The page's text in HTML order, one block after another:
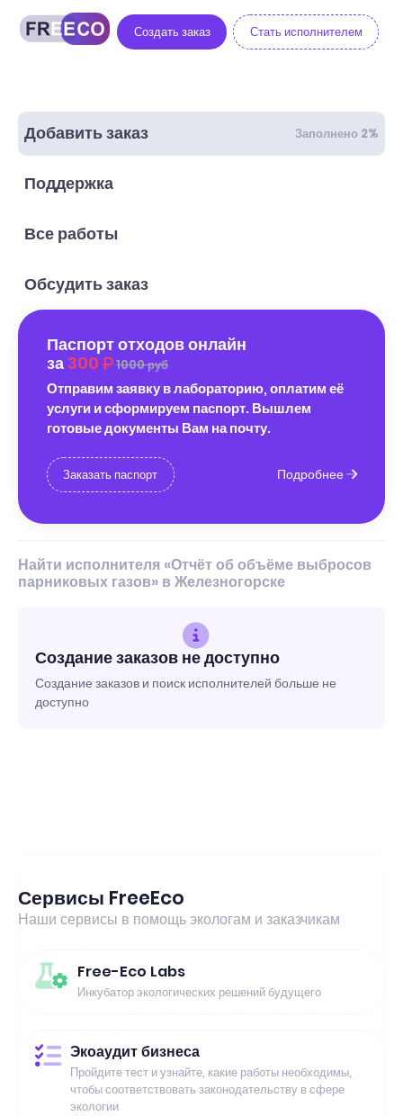
Создать заказ Стать исполнителем
Добавить заказ Заполнено 2%
Поддержка
Все работы
Обсудить заказ
Паспорт отходов онлайн
за 300 1000 руб
Отправим заявку в лабораторию, оплатим её
услуги и сформируем паспорт. Вышлем
готовые документы Вам на почту.
Заказать паспорт Подробнее
Найти исполнителя «Отчёт об объёме выбросов
парниковых газов» в Железногорске
Создание заказов не доступно
Создание заказов и поиск исполнителей больше не
доступно
Сервисы FreeEco
Наши сервисы в помощь экологам и заказчикам
Free-Eco Labs
Инкубатор экологических решений будущего
Экоаудит бизнеса
Пройдите тест и узнайте, какие работы необходимы,
чтобы соответствовать законодательству в сфере
экологии